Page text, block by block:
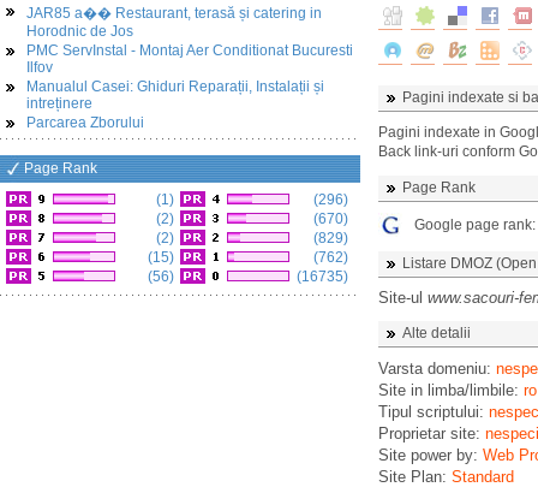
JAR85 a�� Restaurant, terasă și catering in
Horodnic de Jos
PMC ServInstal - Montaj Aer Conditionat Bucuresti
Ilfov
Manualul Casei: Ghiduri Reparații, Instalații și
intreținere
Parcarea Zborului
Page Rank
(1)
(2)
(2)
(15)
(56)
(296)
(670)
(829)
(762)
(16735)
Pagini indexate si
Pagini indexate in
Back link-uri conform
Page Rank
Google page rank:
Listare DMOZ
Site-ul www.sacouri-
Alte detalii
Varsta domeniu:
Site in limba/limbile: ro
Tipul scriptului:
Proprietar site:
Site power by: Web
Site Plan: Standard